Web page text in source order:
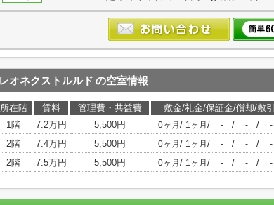
レオネクストルルド の空室情報
所在階 賃料 管理費・共益費 敷金/礼金/保証金/償却/敷引
1階
7.2万円 5,500円 0ヶ月 / 1ヶ月 / - / - / -
2階
7.4万円 5,500円 0ヶ月 / 1ヶ月 / - / - / -
2階
7.5万円 5,500円 0ヶ月 / 1ヶ月 / - / - / -